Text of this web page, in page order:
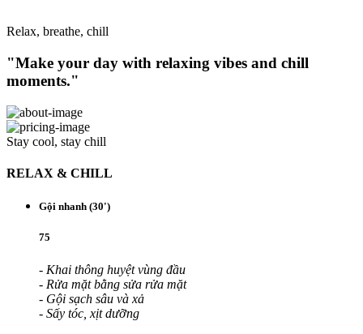
Relax, breathe, chill
"Make your day with relaxing vibes and chill
moments."
Stay cool, stay chill
RELAX & CHILL
Gội nhanh (30')
75
- Khai thông huyệt vùng đầu
- Rửa mặt bằng sửa rửa mặt
- Gội sạch sâu và xả
- Sấy tóc, xịt dưỡng